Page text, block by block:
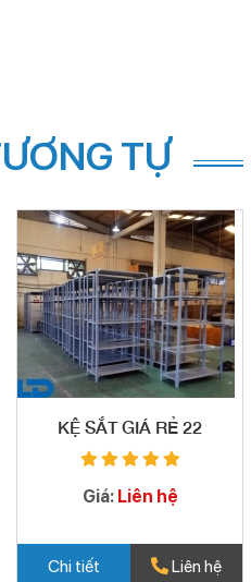
TỰ
KỆ SẮT GIÁ RẺ 22
Giá: Liên hệ
Chi tiết Liên hệ